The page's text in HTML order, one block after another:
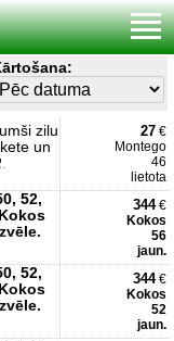
zilu
un
27 €
Montego
46
lietota
52,
344€
Kokos
56
jaun.
52,
344€
Kokos
52
jaun.